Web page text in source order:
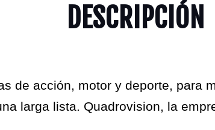
DESCRIPCIÓN
de acción, motor y deporte, para
larga lista. Quadrovision, la